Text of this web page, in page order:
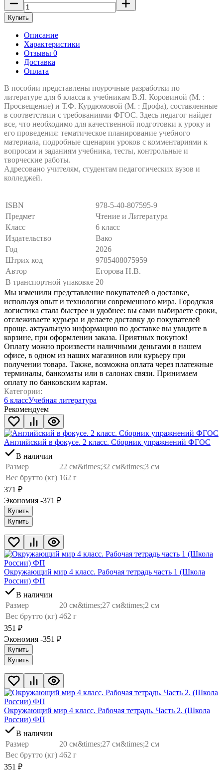
Купить
Описание
Характеристики
Отзывы 0
Доставка
Оплата
В пособии представлены поурочные разработки по
литературе для 6 класса к учебникам В.Я. Коровиной (М. :
Просвещение) и Т.Ф. Курдюмовой (М. : Дрофа), составленные
в соответствии с требованиями ФГОС. Здесь педагог найдет
все, что необходимо для качественной подготовки к уроку и
его проведения: тематическое планирование учебного
материала, подробные сценарии уроков с комментариями к
вопросам и заданиям учебника, тесты, контрольные и
творческие работы.
Адресовано учителям, студентам педагогических вузов и
колледжей.
ISBN
978-5-40-807595-9
Предмет
Чтение и Литература
Класс
6 класс
Издательство
Вако
Год
2026
Штрих код
9785408075959
Автор
Егорова Н.В.
В транспортной упаковке 20
Мы изменили представление покупателей о доставке,
используя опыт и технологии современного мира. Городская
логистика стала быстрее и удобнее: вы сами выбираете сроки,
отслеживаете курьера и делаете доставку до покупателей
проще. актуальную информацию по доставке вы увидите в
корзине, при оформлении заказа. Приятных покупок!
Оплату можно произвести наличными деньгами в нашем
офисе, в одном из наших магазинов или курьеру при
получении товара. Также, возможна оплата через платежные
терминалы, банкоматы или в салонах связи. Принимаем
оплату по банковским картам.
Категории:
6 классУчебная литература
Рекомендуем
Английский в фокусе. 2 класс. Сборник упражнений ФГОС
В наличии
Размер
22 см&times;32 см&times;3 см
Вес брутто (кг) 162 г
371 ₽
Экономия -371 ₽
Купить
Купить
Окружающий мир 4 класс. Рабочая тетрадь часть 1 (Школа
России) ФП
В наличии
Размер
20 см&times;27 см&times;2 см
Вес брутто (кг) 462 г
351 ₽
Экономия -351 ₽
Купить
Купить
Окружающий мир 4 класс. Рабочая тетрадь. Часть 2. (Школа
России) ФП
В наличии
Размер
20 см&times;27 см&times;2 см
Вес брутто (кг) 462 г
351 ₽